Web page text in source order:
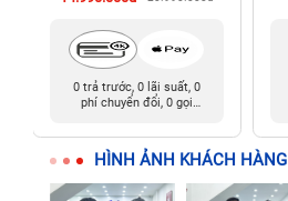
0 trả trước, 0 lãi suất, 0
phí chuyển đổi, 0 gọi
HÌNH ẢNH KHÁCH HÀNG